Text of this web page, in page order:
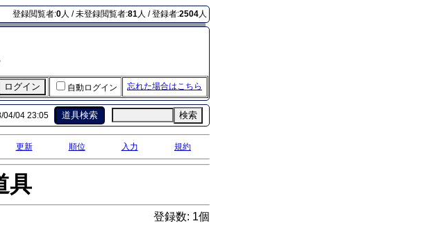
登録閲覧者:0人 / 未登録閲覧者:81人 / 登録者:2504人
自動ログイン 忘れた場合はこちら
04/04 23:05 道具検索 検索
更新 順位 入力 規約
具
登録数: 1個